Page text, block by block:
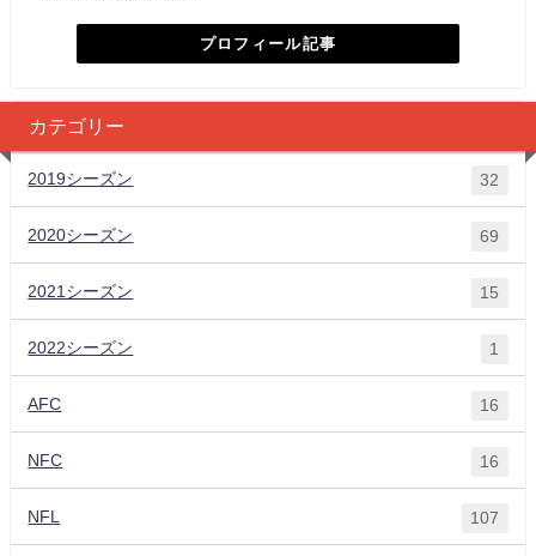
プロフィール記事
カテゴリー
2019シーズン 32
2020シーズン 69
2021シーズン 15
2022シーズン 1
AFC 16
NFC 16
NFL 107